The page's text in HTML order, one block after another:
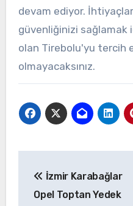
devam ediyor.
güvenliğinizi sağlamak
olan Tirebolu'yu tercih
olmayacaksınız.
gezinmesi
İzmir Karabağlar
Opel Toptan Yedek